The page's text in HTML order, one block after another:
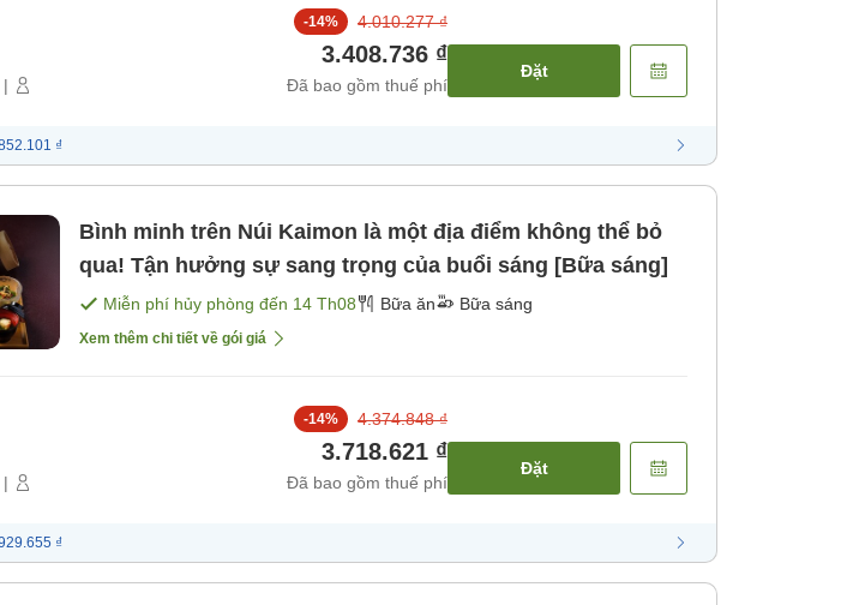
|
-14% 4.010.277 ₫
3.408.736 ₫
Đã bao gồm thuế phí
Đặt
₫
Bình minh trên Núi Kaimon là một địa điểm không thể bỏ
qua! Tận hưởng sự sang trọng của buổi sáng [Bữa sáng]
Miễn phí hủy phòng đến 14 Th08 Bữa ăn Bữa sáng
Xem thêm chi tiết về gói giá
|
-14% 4.374.848 ₫
3.718.621 ₫
Đã bao gồm thuế phí
Đặt
₫